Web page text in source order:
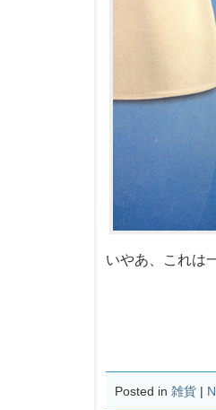
いやあ、これは
Posted in 雑貨 |